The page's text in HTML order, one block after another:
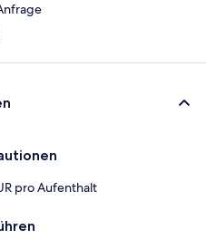
pro Aufenthalt